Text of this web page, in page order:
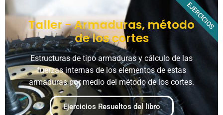
Taller - Armaduras, método
de los cortes
Estructuras de tipo armaduras y cálculo de las
fuerzas internas de los elementos de estas
armaduras por medio del método de los cortes.
Ejercicios Resueltos del libro
EJERCICIOS